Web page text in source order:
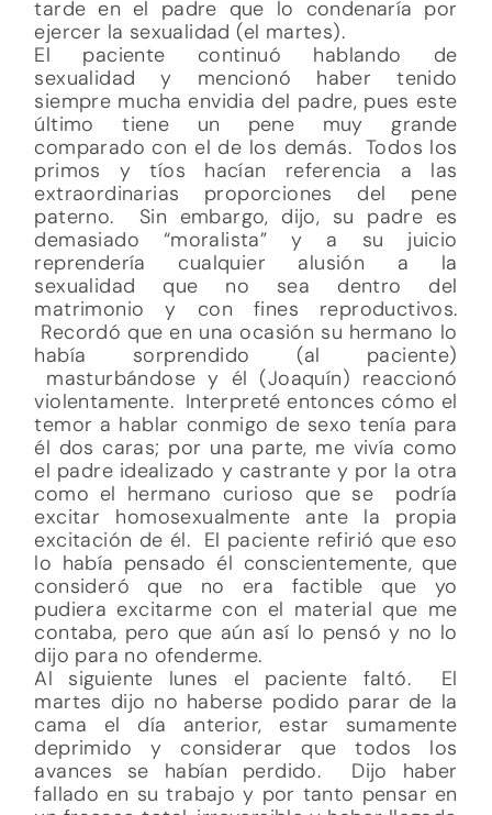
tarde en el padre que lo condenaría por
ejercer la sexualidad (el martes).
El paciente continuó hablando de
sexualidad y mencionó haber tenido
siempre mucha envidia del padre, pues este
último tiene un pene muy grande
comparado con el de los demás. Todos los
primos y tíos hacían referencia a las
extraordinarias proporciones del pene
paterno. Sin embargo, dijo, su padre es
demasiado “moralista” y a su juicio
reprendería cualquier alusión a la
sexualidad que no sea dentro del
matrimonio y con fines reproductivos.
Recordó que en una ocasión su hermano lo
había sorprendido (al paciente)
masturbándose y él (Joaquín) reaccionó
violentamente. Interpreté entonces cómo el
temor a hablar conmigo de sexo tenía para
él dos caras; por una parte, me vivía como
el padre idealizado y castrante y por la otra
como el hermano curioso que se podría
excitar homosexualmente ante la propia
excitación de él. El paciente refirió que eso
lo había pensado él conscientemente, que
consideró que no era factible que yo
pudiera excitarme con el material que me
contaba, pero que aún así lo pensó y no lo
dijo para no ofenderme.
Al siguiente lunes el paciente faltó. El
martes dijo no haberse podido parar de la
cama el día anterior, estar sumamente
deprimido y considerar que todos los
avances se habían perdido. Dijo haber
fallado en su trabajo y por tanto pensar en